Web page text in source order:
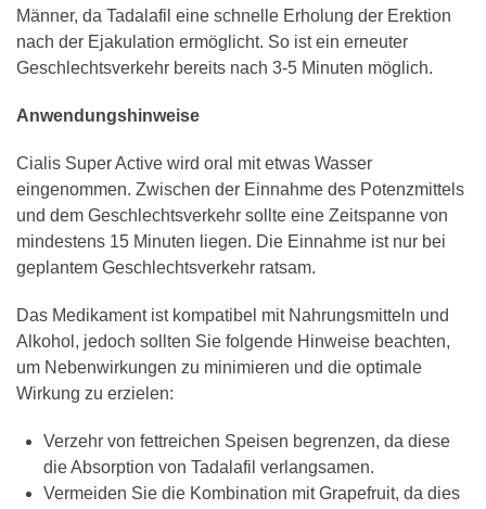
Männer, da Tadalafil eine schnelle Erholung der Erektion
nach der Ejakulation ermöglicht. So ist ein erneuter
Geschlechtsverkehr bereits nach 3-5 Minuten möglich.
Anwendungshinweise
Cialis Super Active wird oral mit etwas Wasser
eingenommen. Zwischen der Einnahme des Potenzmittels
und dem Geschlechtsverkehr sollte eine Zeitspanne von
mindestens 15 Minuten liegen. Die Einnahme ist nur bei
geplantem Geschlechtsverkehr ratsam.
Das Medikament ist kompatibel mit Nahrungsmitteln und
Alkohol, jedoch sollten Sie folgende Hinweise beachten,
um Nebenwirkungen zu minimieren und die optimale
Wirkung zu erzielen:
Verzehr von fettreichen Speisen begrenzen, da diese
die Absorption von Tadalafil verlangsamen.
Vermeiden Sie die Kombination mit Grapefruit, da dies